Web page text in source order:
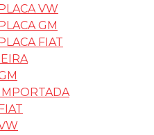
VW
GM
FIAT